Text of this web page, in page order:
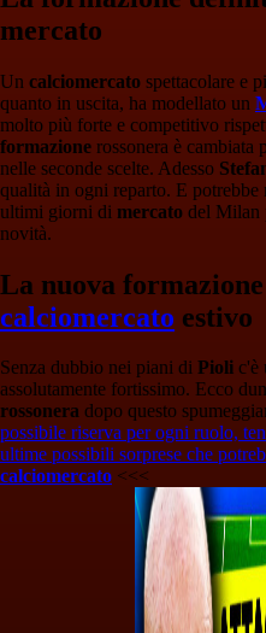
mercato
Un calciomercato spettacolare e
quanto in uscita, ha modellato un
molto più forte e competitivo
formazione rossonera è cambiata
nelle seconde scelte. Adesso
qualità in ogni reparto. E
ultimi giorni di mercato del Milan
novità.
La nuova
calciomercato estivo
Senza dubbio nei piani di Pioli c'è
assolutamente fortissimo. Ecco
rossonera dopo questo
possibile riserva per ogni ruolo,
ultime possibili sorprese che
calciomercato <<<